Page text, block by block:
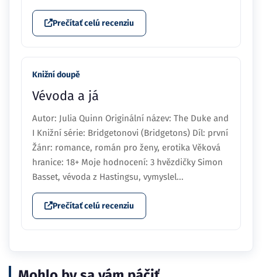
Prečítať celú recenziu
Knižní doupě
Vévoda a já
Autor: Julia Quinn Originální název: The Duke and
I Knižní série: Bridgetonovi (Bridgetons) Díl: první
Žánr: romance, román pro ženy, erotika Věková
hranice: 18+ Moje hodnocení: 3 hvězdičky Simon
Basset, vévoda z Hastingsu, vymyslel...
Prečítať celú recenziu